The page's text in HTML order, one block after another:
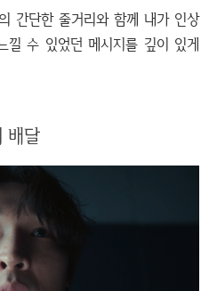
간단한 줄거리와 함께 내가 인상
낄 수 있었던 메시지를 깊이 있게
배달